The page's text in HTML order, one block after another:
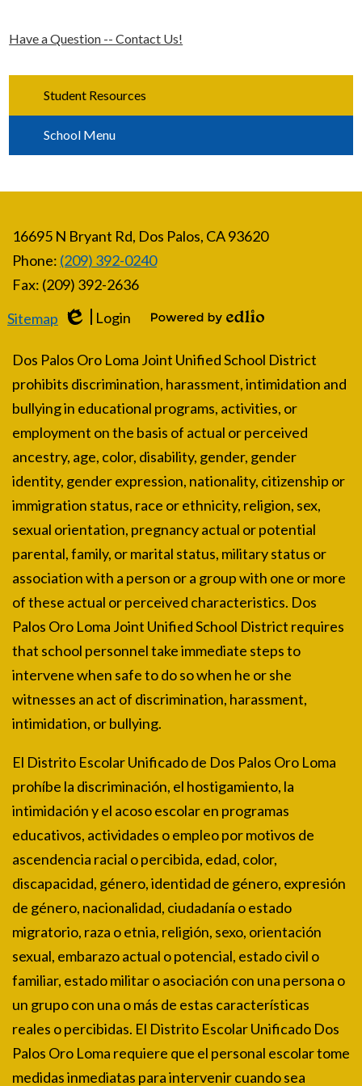
Have a Question -- Contact Us!
Student Resources
School Menu
16695 N Bryant Rd, Dos Palos, CA 93620
Phone: (209) 392-0240
Fax: (209) 392-2636
Sitemap
Login
Dos Palos Oro Loma Joint Unified School District
prohibits discrimination, harassment, intimidation and
bullying in educational programs, activities, or
employment on the basis of actual or perceived
ancestry, age, color, disability, gender, gender
identity, gender expression, nationality, citizenship or
immigration status, race or ethnicity, religion, sex,
sexual orientation, pregnancy actual or potential
parental, family, or marital status, military status or
association with a person or a group with one or more
of these actual or perceived characteristics. Dos
Palos Oro Loma Joint Unified School District requires
that school personnel take immediate steps to
intervene when safe to do so when he or she
witnesses an act of discrimination, harassment,
intimidation, or bullying.
El Distrito Escolar Unificado de Dos Palos Oro Loma
prohíbe la discriminación, el hostigamiento, la
intimidación y el acoso escolar en programas
educativos, actividades o empleo por motivos de
ascendencia racial o percibida, edad, color,
discapacidad, género, identidad de género, expresión
de género, nacionalidad, ciudadanía o estado
migratorio, raza o etnia, religión, sexo, orientación
sexual, embarazo actual o potencial, estado civil o
familiar, estado militar o asociación con una persona o
un grupo con una o más de estas características
reales o percibidas. El Distrito Escolar Unificado Dos
Palos Oro Loma requiere que el personal escolar tome
medidas inmediatas para intervenir cuando sea